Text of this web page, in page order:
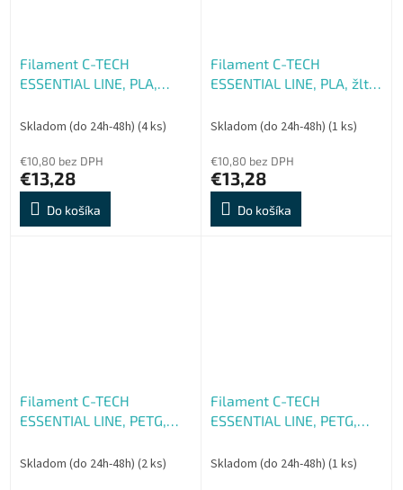
Filament C-TECH
ESSENTIAL LINE, PLA,
refill
Skladom (do 24h-48h) (4 ks)
€10,80 bez DPH
€13,28
Do košíka
Filament C-TECH
ESSENTIAL LINE, PLA, žltá,
Skladom (do 24h-48h) (1 ks)
€10,80 bez DPH
€13,28
Do košíka
Filament C-TECH
ESSENTIAL LINE, PETG,
refill
Skladom (do 24h-48h) (2 ks)
Filament C-TECH
ESSENTIAL LINE, PETG,
Skladom (do 24h-48h) (1 ks)